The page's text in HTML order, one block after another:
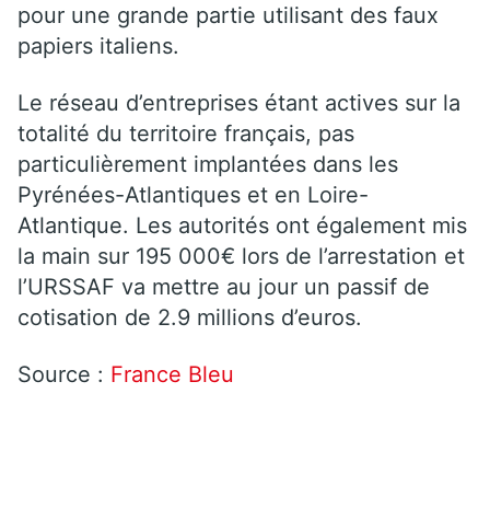
pour une grande partie utilisant des faux
papiers italiens.
Le réseau d’entreprises étant actives sur la
totalité du territoire français, pas
particulièrement implantées dans les
Pyrénées-Atlantiques et en Loire-
Atlantique. Les autorités ont également mis
la main sur 195 000€ lors de l’arrestation et
l’URSSAF va mettre au jour un passif de
cotisation de 2.9 millions d’euros.
Source : France Bleu